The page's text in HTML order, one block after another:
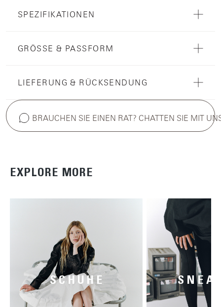
SPEZIFIKATIONEN
GRÖSSE & PASSFORM
LIEFERUNG & RÜCKSENDUNG
BRAUCHEN SIE EINEN RAT? CHATTEN SIE MIT
EXPLORE MORE
SCHUHE